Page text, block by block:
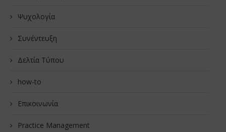
Ψυχολογία
Συνέντευξη
Δελτία Τύπου
how-to
Επικοινωνία
Practice Management